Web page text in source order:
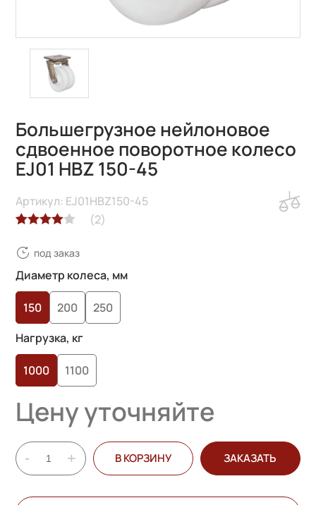
Большегрузное нейлоновое
сдвоенное поворотное колесо
EJ01 HBZ 150-45
4.00из 5
на основе
опроса
пользователей
(2)
Артикул: EJ01HBZ150-45
под заказ
Диаметр колеса, мм
150 200
250
Нагрузка, кг
1000 1100
Цену уточняйте
- + В КОРЗИНУ ЗАКАЗАТЬ